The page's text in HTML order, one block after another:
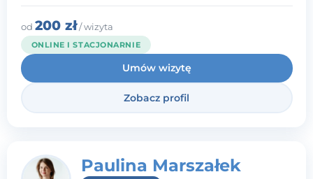
pracy z dziećmi i młodzieżą mierzącymi się
z różnorodnymi trudnościami
emocjonalnymi oraz rozwojowymi.
od 200 zł/ wizyta
ONLINE I STACJONARNIE
Umów wizytę
Zobacz profil
Paulina Marszałek